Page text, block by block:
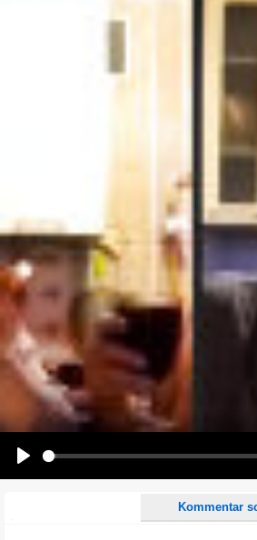
Kommentar
Name:
E-Mail-Adresse (optional):
Alle HTML-Tags außer <br>, <strike> und <i> werden aus
URLs werden automatisch umgewandelt. Bitte verwende
Ich möchte eine E-Mail, wenn auf dieser Seite